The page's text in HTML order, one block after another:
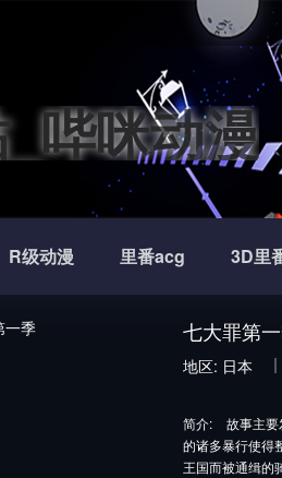
哔咪动漫
R级动漫 里番acg 3D里
七大罪第
地区: 日本
简介:
故事主
的诸多暴行使得
王国而被通缉的